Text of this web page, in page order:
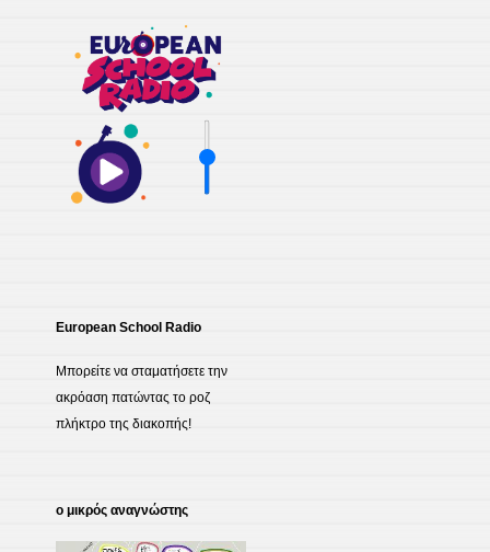
European School Radio
Μπορείτε να σταματήσετε την
ακρόαση πατώντας το ροζ
πλήκτρο της διακοπής!
ο μικρός αναγνώστης